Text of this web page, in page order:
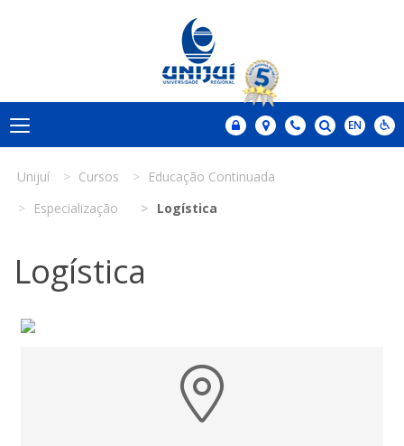
Unijuí Cursos
Educação Continuada
Especialização
Logística
Logística